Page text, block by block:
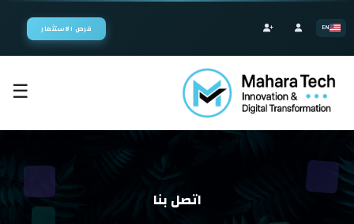
EN فرص الاستثمار
☰
الرئيسية
اختر النظام
اتصل بنا